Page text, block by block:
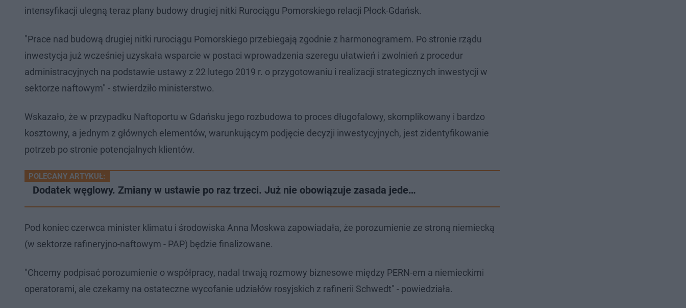
intensyfikacji ulegną teraz plany budowy drugiej nitki Rurociągu Pomorskiego relacji Płock-Gdańsk.
"Prace nad budową drugiej nitki rurociągu Pomorskiego przebiegają zgodnie z harmonogramem. Po stronie rządu
inwestycja już wcześniej uzyskała wsparcie w postaci wprowadzenia szeregu ułatwień i zwolnień z procedur
administracyjnych na podstawie ustawy z 22 lutego 2019 r. o przygotowaniu i realizacji strategicznych inwestycji w
sektorze naftowym" - stwierdziło ministerstwo.
Wskazało, że w przypadku Naftoportu w Gdańsku jego rozbudowa to proces długofalowy, skomplikowany i bardzo
kosztowny, a jednym z głównych elementów, warunkującym podjęcie decyzji inwestycyjnych, jest zidentyfikowanie
potrzeb po stronie potencjalnych klientów.
POLECANY ARTYKUŁ:
Dodatek węglowy. Zmiany w ustawie po raz trzeci. Już nie obowiązuje zasada jede…
Pod koniec czerwca minister klimatu i środowiska Anna Moskwa zapowiadała, że porozumienie ze stroną niemiecką
(w sektorze rafineryjno-naftowym - PAP) będzie finalizowane.
"Chcemy podpisać porozumienie o współpracy, nadal trwają rozmowy biznesowe między PERN-em a niemieckimi
operatorami, ale czekamy na ostateczne wycofanie udziałów rosyjskich z rafinerii Schwedt" - powiedziała.